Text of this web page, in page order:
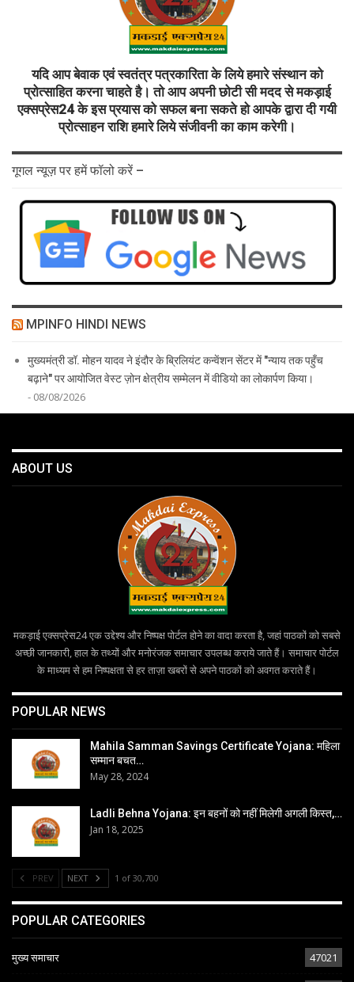
यदि आप बेवाक एवं स्वतंत्र पत्रकारिता के लिये हमारे संस्थान को
प्रोत्साहित करना चाहते है। तो आप अपनी छोटी सी मदद से मकड़ाई
एक्सप्रेस24 के इस प्रयास को सफल बना सकते हो आपके द्वारा दी गयी
प्रोत्साहन राशि हमारे लिये संजीवनी का काम करेगी।
गूगल न्यूज़ पर हमें फॉलो करें –
MPINFO HINDI NEWS
मुख्यमंत्री डॉ. मोहन यादव ने इंदौर के ब्रिलियंट कन्वेंशन सेंटर में "न्याय तक पहुँच
बढ़ाने" पर आयोजित वेस्ट ज़ोन क्षेत्रीय सम्मेलन में वीडियो का लोकार्पण किया।
- 08/08/2026
ABOUT US
मकड़ाई एक्सप्रेस24 एक उद्देश्य और निष्पक्ष पोर्टल होने का वादा करता है, जहां पाठकों को सबसे
अच्छी जानकारी, हाल के तथ्यों और मनोरंजक समाचार उपलब्ध कराये जाते हैं। समाचार पोर्टल
के माध्यम से हम निष्पक्षता से हर ताज़ा खबरों से अपने पाठकों को अवगत कराते हैं।
POPULAR NEWS
Mahila Samman Savings Certificate Yojana: महिला
सम्मान बचत…
May 28, 2024
Ladli Behna Yojana: इन बहनों को नहीं मिलेगी अगली किस्त,…
Jan 18, 2025
PREV NEXT 1 of 30,700
POPULAR CATEGORIES
मुख्य समाचार 47021